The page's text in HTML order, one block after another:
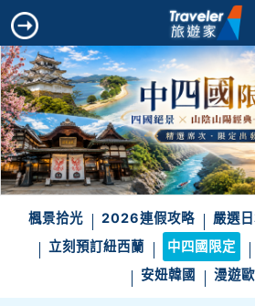
楓景拾光 2026連假攻略 嚴選
立刻預訂紐西蘭
中四國限定
安妞韓國
漫遊